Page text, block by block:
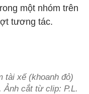
một nhóm trên
tương tác.
tài xế (khoanh đỏ)
Ảnh cắt từ clip: P.L.